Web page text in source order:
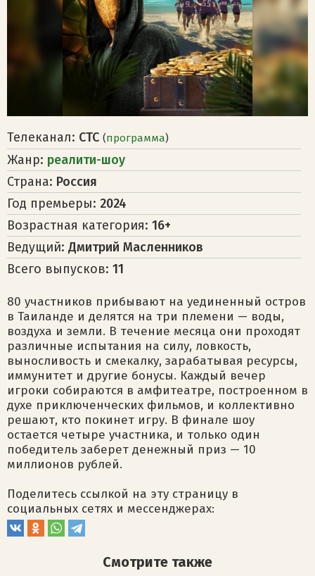
Телеканал: СТС (программа)
Жанр: реалити-шоу
Страна: Россия
Год премьеры: 2024
Возрастная категория: 16+
Ведущий: Дмитрий Масленников
Всего выпусков: 11
80 участников прибывают на уединенный остров
в Таиланде и делятся на три племени — воды,
воздуха и земли. В течение месяца они проходят
различные испытания на силу, ловкость,
выносливость и смекалку, зарабатывая ресурсы,
иммунитет и другие бонусы. Каждый вечер
игроки собираются в амфитеатре, построенном в
духе приключенческих фильмов, и коллективно
решают, кто покинет игру. В финале шоу
остается четыре участника, и только один
победитель заберет денежный приз — 10
миллионов рублей.
Поделитесь ссылкой на эту страницу в
социальных сетях и мессенджерах:
Смотрите также